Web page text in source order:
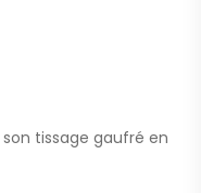
tissage gaufré en